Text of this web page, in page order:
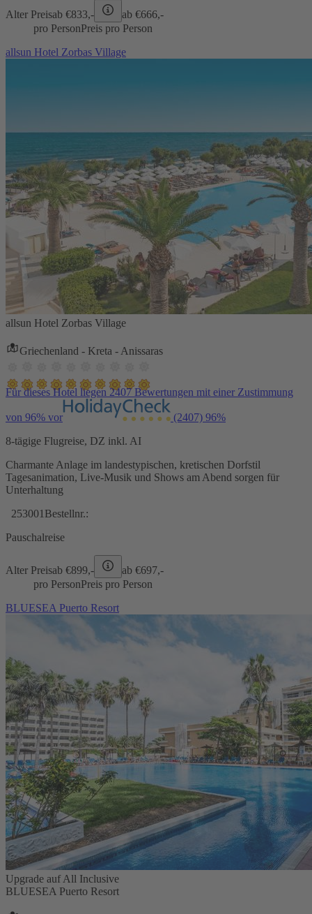
Alter Preisab €833,- ab €666,-
pro PersonPreis pro Person
allsun Hotel Zorbas Village
allsun Hotel Zorbas Village
Griechenland - Kreta - Anissaras
Für dieses Hotel liegen 2407 Bewertungen mit einer Zustimmung
von 96% vor (2407) 96%
8-tägige Flugreise, DZ inkl. AI
Charmante Anlage im landestypischen, kretischen Dorfstil
Tagesanimation, Live-Musik und Shows am Abend sorgen für
Unterhaltung
253001 Bestellnr.:
Pauschalreise
Alter Preisab €899,- ab €697,-
pro PersonPreis pro Person
BLUESEA Puerto Resort
Upgrade auf All Inclusive
BLUESEA Puerto Resort